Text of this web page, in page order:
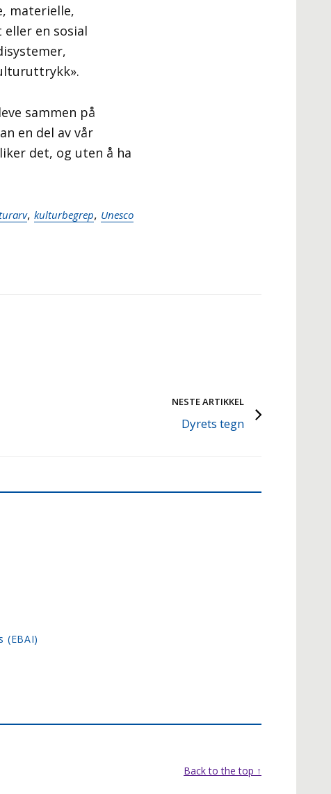
materielle,
en sosial
sammen på
en del av vår
det, og uten å ha
, kulturbegrep, Unesco
NESTE ARTIKKEL
Dyrets tegn
(EBAI)
Back to the top ↑